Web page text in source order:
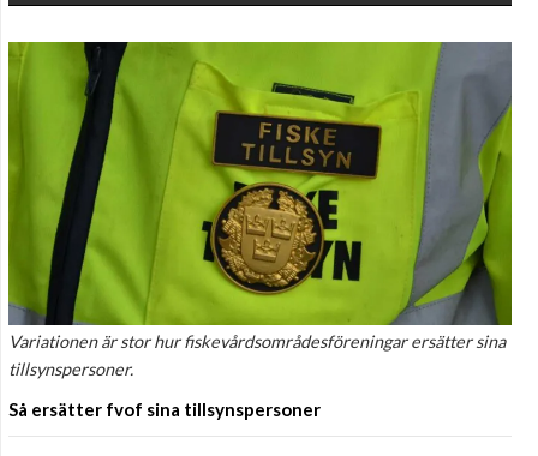
Variationen är stor hur fiskevårdsområdesföreningar ersätter sina
tillsynspersoner.
Så ersätter fvof sina tillsynspersoner